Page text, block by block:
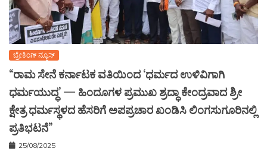
ಬ್ರೇಕಿಂಗ್ ನ್ಯೂಸ್
“ರಾಮ ಸೇನೆ ಕರ್ನಾಟಕ ವತಿಯಿಂದ ‘ಧರ್ಮದ ಉಳಿವಿಗಾಗಿ
ಧರ್ಮಯುದ್ಧ’ — ಹಿಂದೂಗಳ ಪ್ರಮುಖ ಶ್ರದ್ಧಾ ಕೇಂದ್ರವಾದ ಶ್ರೀ
ಕ್ಷೇತ್ರ ಧರ್ಮಸ್ಥಳದ ಹೆಸರಿಗೆ ಅಪಪ್ರಚಾರ ಖಂಡಿಸಿ ಲಿಂಗಸುಗೂರಿನಲ್ಲಿ
ಪ್ರತಿಭಟನೆ”
25/08/2025